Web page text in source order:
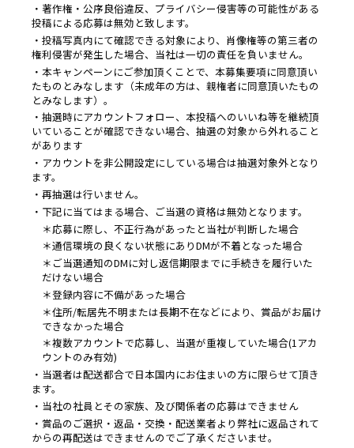
・著作権・公序良俗違反、プライバシー侵害等の可能性がある
投稿による応募は無効と致します。
・投稿写真内にて確認できる対象により、肖像権等の第三者の
権利侵害が発生した場合、当社は一切の責任を負いません。
・本キャンペーンにご参加頂くことで、本募集要項に同意頂い
たものとみなします（未成年の方は、親権者に同意頂いたもの
とみなします）。
・抽選時にアカウントフォロー、本投稿へのいいね等を継続頂
いていることが確認できない場合、抽選の対象から外れること
があります
・アカウントを非公開設定にしている場合は抽選対象外となり
ます。
・再抽選は行いません。
・下記に当てはまる場合、ご当選の資格は無効となります。
＊応募に際し、不正行為があったと当社が判断した場合
＊通信環境の良くない状態にありDMが不着となった場合
＊ご当選通知のDMに対し返信期限までに手続きを履行いた
だけない場合
＊登録内容に不備があった場合
＊住所/転居先不明または長期不在などにより、賞品がお届け
できなかった場合
＊複数アカウントで応募し、当選が重複していた場合(1アカ
ウントのみ有効)
・当選者は配送都合で日本国内にお住まいの方に限らせて頂き
ます。
・当社の社員とその家族、及び関係者の応募はできません
・賞品のご選択・返品・交換・配送業者より弊社に返品されて
からの再配送はできませんのでご了承くださいませ。